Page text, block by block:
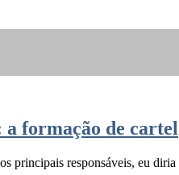
formação de cartel
principais responsáveis, eu